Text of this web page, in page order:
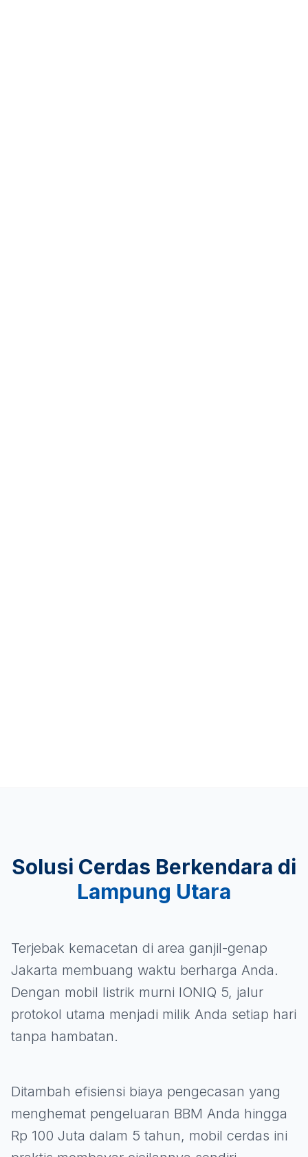
Solusi Cerdas Berkendara di
Lampung Utara
Terjebak kemacetan di area ganjil-genap
Jakarta membuang waktu berharga Anda.
Dengan mobil listrik murni IONIQ 5, jalur
protokol utama menjadi milik Anda setiap hari
tanpa hambatan.
Ditambah efisiensi biaya pengecasan yang
menghemat pengeluaran BBM Anda hingga
Rp 100 Juta dalam 5 tahun, mobil cerdas ini